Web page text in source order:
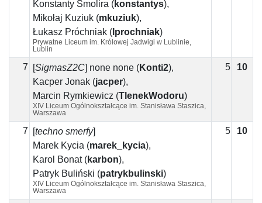
Konstanty Smolira (konstantys),
Mikołaj Kuziuk (mkuziuk),
Łukasz Próchniak ( lprochniak)
Prywatne Liceum im. Królowej Jadwigi w Lublinie,
Lublin
7 [SigmasZ2C] none none (Konti2),
Kacper Jonak (jacper),
Marcin Rymkiewicz (TlenekWodoru)
XIV Liceum Ogólnokształcące im. Stanisława Staszica,
Warszawa
5 10
7 [techno smerfy]
Marek Kycia (marek_kycia),
Karol Bonat(karbon),
Patryk Buliński (patrykbulinski)
XIV Liceum Ogólnokształcące im. Stanisława Staszica,
Warszawa
5 10